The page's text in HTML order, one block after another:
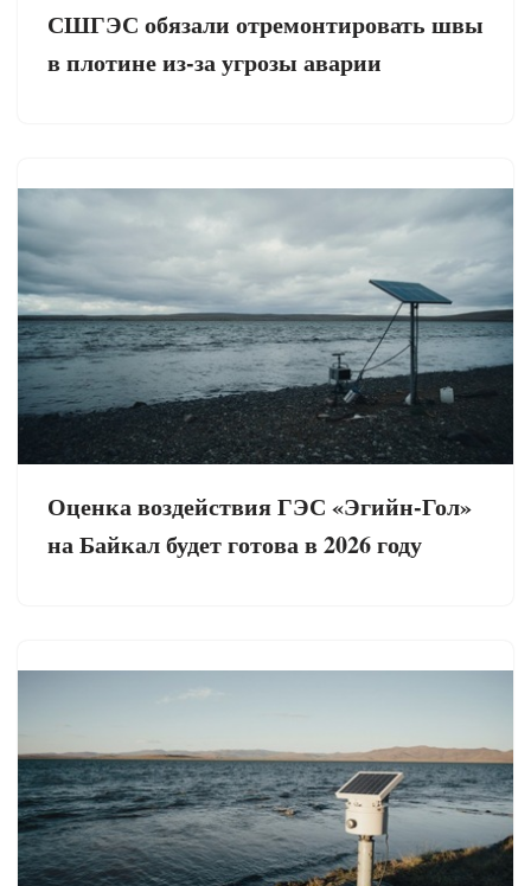
СШГЭС обязали отремонтировать швы
в плотине из-за угрозы аварии
Оценка воздействия ГЭС «Эгийн-Гол»
на Байкал будет готова в 2026 году